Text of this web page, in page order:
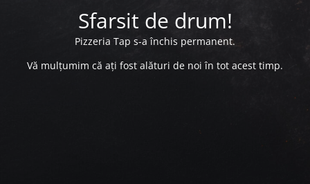
Sfarsit de drum!
Pizzeria Tap s-a închis permanent.
Vă mulțumim că ați fost alături de noi în tot acest timp.